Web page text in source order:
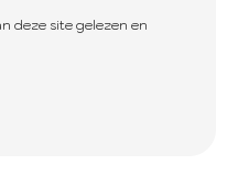
deze site gelezen en